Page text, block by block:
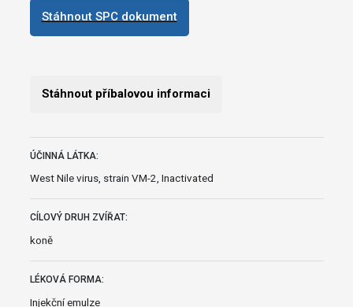
Stáhnout SPC dokument
Stáhnout příbalovou informaci
ÚČINNÁ LÁTKA:
West Nile virus, strain VM-2, Inactivated
CÍLOVÝ DRUH ZVÍŘAT:
koně
LÉKOVÁ FORMA:
Injekční emulze